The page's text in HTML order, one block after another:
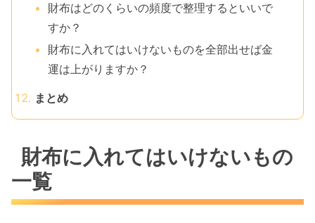
財布はどのくらいの頻度で整理するといいで
すか？
財布に入れてはいけないものを全部出せば金
運は上がりますか？
まとめ
財布に入れてはいけないもの
一覧